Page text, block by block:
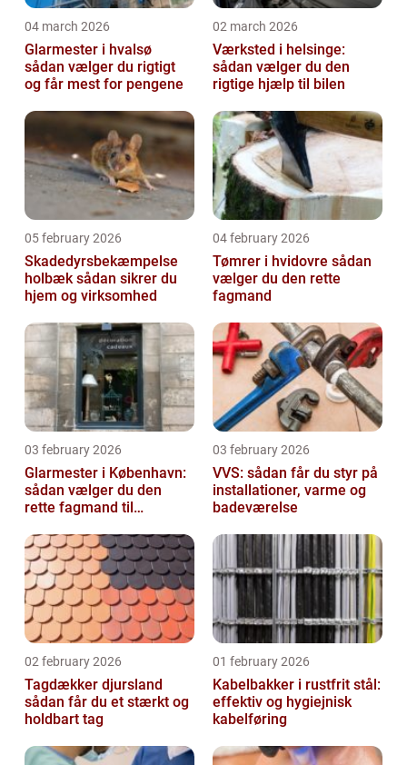
04 march 2026
Glarmester i hvalsø
sådan vælger du rigtigt
og får mest for pengene
02 march 2026
Værksted i helsinge:
sådan vælger du den
rigtige hjælp til bilen
05 february 2026
Skadedyrsbekæmpelse
holbæk sådan sikrer du
hjem og virksomhed
04 february 2026
Tømrer i hvidovre sådan
vælger du den rette
fagmand
03 february 2026
Glarmester i København:
sådan vælger du den
rette fagmand til
03 february 2026
VVS: sådan får du styr på
installationer, varme og
badeværelse
02 february 2026
Tagdækker djursland
sådan får du et stærkt og
holdbart tag
01 february 2026
Kabelbakker i rustfrit stål:
effektiv og hygiejnisk
kabelføring